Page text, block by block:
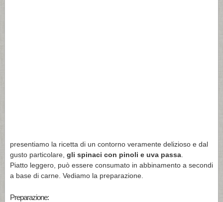
presentiamo la ricetta di un contorno veramente delizioso e dal
gusto particolare, gli spinaci con pinoli e uva passa
Piatto leggero, può essere consumato in abbinamento a secondi
a base di carne. Vediamo la preparazione.
Preparazione: